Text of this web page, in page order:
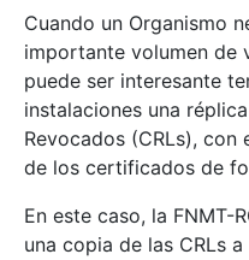
Cuando un Organismo
importante volumen de
puede ser interesante
instalaciones una
Revocados (CRLs),
de los certificados de
En este caso, la FNMT-
una copia de las CRLs